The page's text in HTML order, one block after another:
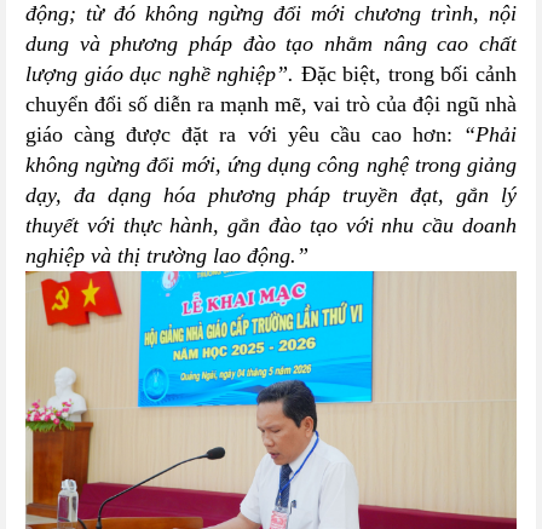
động; từ đó không ngừng đổi mới chương trình, nội
dung và phương pháp đào tạo nhằm nâng cao chất
lượng giáo dục nghề nghiệp”. Đặc biệt, trong bối cảnh
chuyển đổi số diễn ra mạnh mẽ, vai trò của đội ngũ nhà
giáo càng được đặt ra với yêu cầu cao hơn: “Phải
không ngừng đổi mới, ứng dụng công nghệ trong giảng
dạy, đa dạng hóa phương pháp truyền đạt, gắn lý
thuyết với thực hành, gắn đào tạo với nhu cầu doanh
nghiệp và thị trường lao động.”